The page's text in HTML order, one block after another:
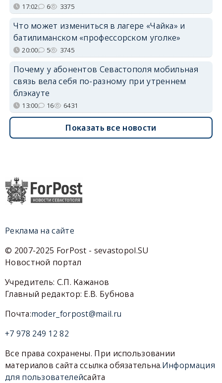
17:02 6 3375
Что может измениться в лагере «Чайка» и
батилиманском «профессорском уголке»
20:00 5 3745
Почему у абонентов Севастополя мобильная
связь вела себя по-разному при утреннем
блэкауте
13:00 16 6431
Показать все новости
Реклама на сайте
© 2007-2025 ForPost - sevastopol.SU
Новостной портал
Учредитель: С.П. Кажанов
Главный редактор: Е.В. Бубнова
Почта:moder_forpost@mail.ru
+7 978 249 12 82
Все права сохранены. При использовании
материалов сайта ссылка обязательна.Информация
для пользователейсайта